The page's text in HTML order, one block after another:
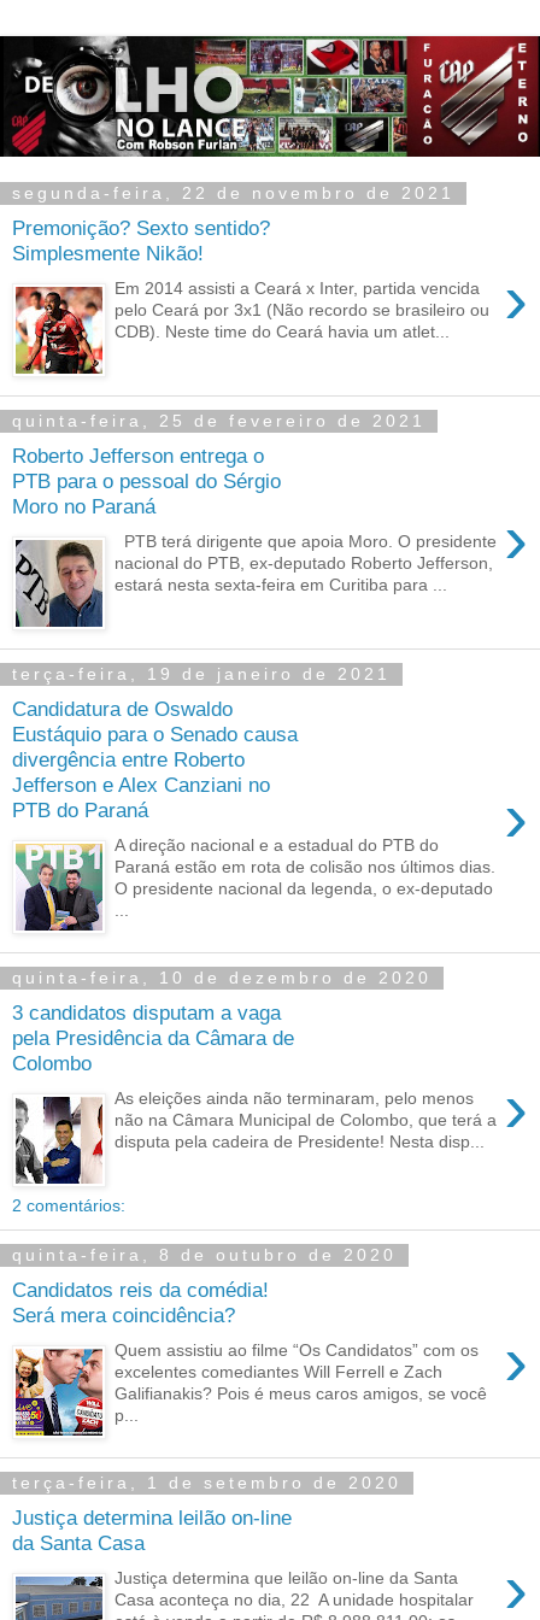
segunda-feira, 22 de novembro de 2021
Premonição? Sexto sentido?
Simplesmente Nikão!
›
Em 2014 assisti a Ceará x Inter, partida vencida
pelo Ceará por 3x1 (Não recordo se brasileiro ou
CDB). Neste time do Ceará havia um atlet...
quinta-feira, 25 de fevereiro de 2021
Roberto Jefferson entrega o
PTB para o pessoal do Sérgio
Moro no Paraná
›
PTB terá dirigente que apoia Moro. O presidente
nacional do PTB, ex-deputado Roberto Jefferson,
estará nesta sexta-feira em Curitiba para ...
terça-feira, 19 de janeiro de 2021
Candidatura de Oswaldo
Eustáquio para o Senado causa
divergência entre Roberto
Jefferson e Alex Canziani no
PTB do Paraná
›
A direção nacional e a estadual do PTB do
Paraná estão em rota de colisão nos últimos dias.
O presidente nacional da legenda, o ex-deputado
quinta-feira, 10 de dezembro de 2020
3 candidatos disputam a vaga
pela Presidência da Câmara de
Colombo
›
As eleições ainda não terminaram, pelo menos
não na Câmara Municipal de Colombo, que terá a
disputa pela cadeira de Presidente! Nesta disp...
2 comentários:
quinta-feira, 8 de outubro de 2020
Candidatos reis da comédia!
Será mera coincidência?
›
Quem assistiu ao filme “Os Candidatos” com os
excelentes comediantes Will Ferrell e Zach
Galifianakis? Pois é meus caros amigos, se você
p...
terça-feira, 1 de setembro de 2020
Justiça determina leilão on-line
da Santa Casa
›
Justiça determina que leilão on-line da Santa
Casa aconteça no dia, 22 A unidade hospitalar